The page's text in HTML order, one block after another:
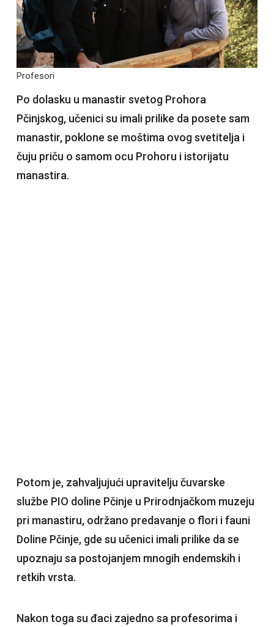
Profesori
Po dolasku u manastir svetog Prohora
Pčinjskog, učenici su imali prilike da posete sam
manastir, poklone se moštima ovog svetitelja i
čuju priču o samom ocu Prohoru i istorijatu
manastira.
Potom je, zahvaljujući upravitelju čuvarske
službe PIO doline Pčinje u Prirodnjačkom muzeju
pri manastiru, održano predavanje o flori i fauni
Doline Pčinje, gde su učenici imali prilike da se
upoznaju sa postojanjem mnogih endemskih i
retkih vrsta.
Nakon toga su đaci zajedno sa profesorima i